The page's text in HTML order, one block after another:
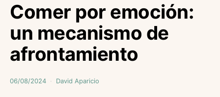
Comer por emoción:
un mecanismo de
afrontamiento
06/08/2024 David Aparicio